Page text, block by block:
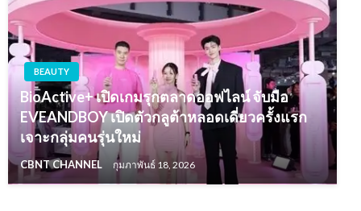
BEAUTY
BioActive+ เปิดเกมรุกตลาดออฟไลน์ จับมือ
EVEANDBOY เปิดตัวกลูต้าหลอดเดี่ยวครั้งแรก
เจาะกลุ่มคนรุ่นใหม่
CBNT CHANNEL กุมภาพันธ์ 18, 2026